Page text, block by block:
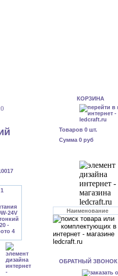
КОРЗИНА
Товаров 0 шт.
Сумма 0 руб
ОБРАТНЫЙ ЗВОНОК